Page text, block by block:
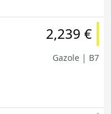
2,239 €
Gazole | B7